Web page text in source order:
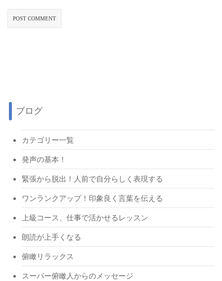
ブログ
カテゴリー一覧
発声の基本！
緊張から脱出！人前で自分らしく表現する
ワンランクアップ！印象良く言葉を伝える
上級コース、仕事で活かせるレッスン
朗読が上手くなる
俯瞰リラックス
スーパー俯瞰人からのメッセージ